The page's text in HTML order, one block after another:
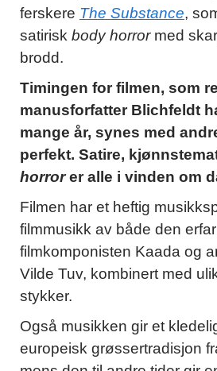
ferskere The Substance,
satirisk body horror med
brodd.
Timingen for filmen, som
manusforfatter Blichfeldt
mange år, synes med
perfekt. Satire,
horrorer alle i vinden om
Filmen har et heftig
filmmusikk av både den
filmkomponisten Kaada og
Vilde Tuv, kombinert med
stykker.
Også musikken gir et
europeisk grøssertradisjon